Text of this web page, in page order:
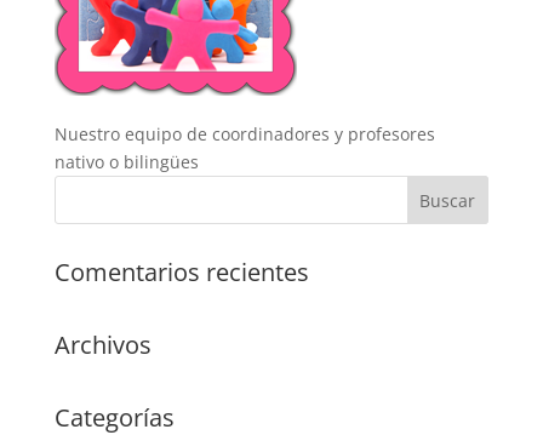
Nuestro equipo de coordinadores y profesores
nativo o bilingües
Comentarios recientes
Archivos
Categorías